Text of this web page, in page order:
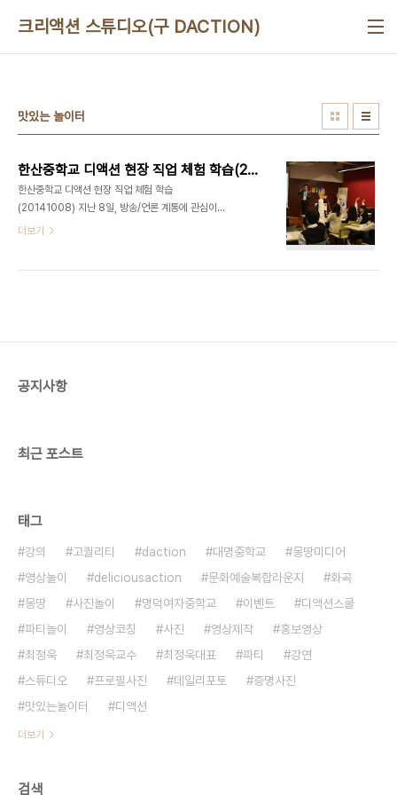
크리액션 스튜디오(구 DACTION)
맛있는 놀이터
한산중학교 디액션 현장 직업 체험 학습(20141008)
한산중학교 디액션 현장 직업 체험 학습
(20141008) 지난 8일, 방송/언론 계통에 관심이
많은 한산중학교 학생 20명이 인솔 선생님과 함께
작가, 출연진) 디액션 한산중 학생들 방문 기념 촬영
더보기
공지사항
최근 포스트
태그
강의 고퀄리티 daction 대명중학교
몽땅미디어
영상놀이
deliciousaction 문화예술복합라운지
화곡
몽땅
사진놀이 명덕여자중학교 이벤트
디액션스쿨
파티놀이
영상코칭 사진 영상제작
홍보영상
최정욱
최정욱교수 최정욱대표 파티
강연
스튜디오
프로필사진 데일리포토
증명사진
맛있는놀이터
디액션
더보기
검색